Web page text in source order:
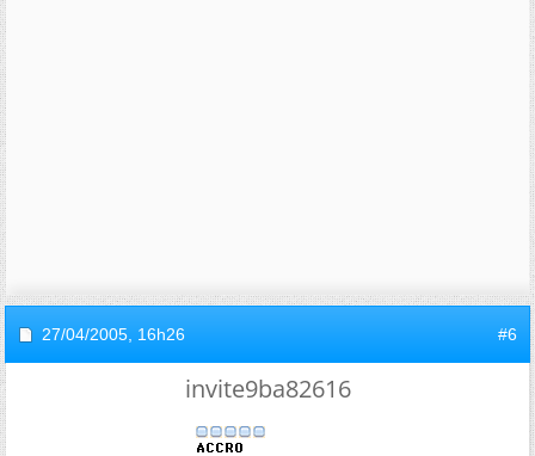
27/04/2005, 16h26 #6
invite9ba82616